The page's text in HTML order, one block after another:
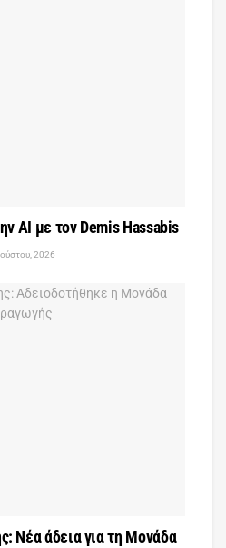
AI με τον Demis Hassabis
2026
Νέα άδεια για τη Μονάδα